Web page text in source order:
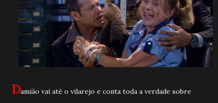
Damião vai até o vilarejo e conta toda a verdade sobre